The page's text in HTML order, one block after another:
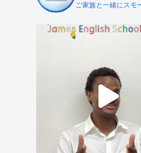
ご家族と一緒にスモ